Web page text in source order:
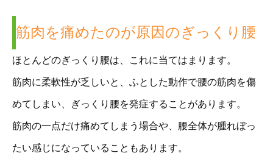
筋肉を痛めたのが原因のぎっくり腰
ほとんどのぎっくり腰は、これに当てはまります。
筋肉に柔軟性が乏しいと、ふとした動作で腰の筋肉を傷
めてしまい、ぎっくり腰を発症することがあります。
筋肉の一点だけ痛めてしまう場合や、腰全体が腫れぼっ
たい感じになっていることもあります。